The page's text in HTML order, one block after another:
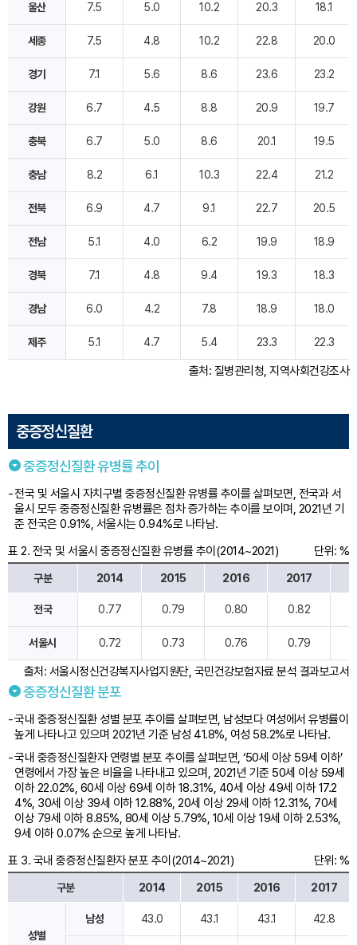
울산 7.5 5.0 10.2 20.3 18.1
세종 7.5 4.8 10.2 22.8 20.0
경기 7.1 5.6 8.6 23.6 23.2
강원 6.7 4.5 8.8 20.9 19.7
충북 6.7 5.0 8.6 20.1 19.5
충남 8.2 6.1 10.3 22.4 21.2
전북 6.9 4.7 9.1 22.7 20.5
전남 5.1 4.0 6.2 19.9 18.9
경북 7.1 4.8 9.4 19.3 18.3
경남 6.0 4.2 7.8 18.9 18.0
제주 5.1 4.7 5.4 23.3 22.3
출처: 질병관리청, 지역사회건강조사
중증정신질환
중증정신질환 유병률 추이
전국 및 서울시 자치구별 중증정신질환 유병률 추이를 살펴보면, 전국과 서
울시 모두 중증정신질환 유병률은 점차 증가하는 추이를 보이며, 2021년 기
준 전국은 0.91%, 서울시는 0.94%로 나타남.
표 2. 전국 및 서울시 중증정신질환 유병률 추이(2014~2021)
단위: %
국
울
시
중
정
신
질
환
유
병
률
추
이
(2014~2021)
구분 2014 2015 2016 2017
전국 0.77 0.79 0.80 0.82
서울시 0.72 0.73 0.76 0.79
출처: 서울시정신건강복지사업지원단, 국민건강보험자료 분석 결과보고서
중증정신질환 분포
국내 중증정신질환 성별 분포 추이를 살펴보면, 남성보다 여성에서 유병률이
높게 나타나고 있으며 2021년 기준 남성 41.8%, 여성 58.2%로 나타남.
국내 중증정신질환자 연령별 분포 추이를 살펴보면, ‘50세 이상 59세 이하’
연령에서 가장 높은 비율을 나타내고 있으며, 2021년 기준 50세 이상 59세
이하 22.02%, 60세 이상 69세 이하 18.31%, 40세 이상 49세 이하 17.2
4%, 30세 이상 39세 이하 12.88%, 20세 이상 29세 이하 12.31%, 70세
이상 79세 이하 8.85%, 80세 이상 5.79%, 10세 이상 19세 이하 2.53%,
9세 이하 0.07% 순으로 높게 나타남.
표 3. 국내 중증정신질환자 분포 추이(2014~2021)
단위: %
구분 2014 2015 2016 2017
성별
남성 43.0 43.1 43.1 42.8